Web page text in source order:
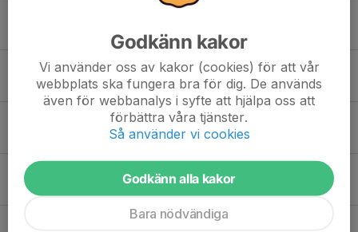
Lördag 27 juni Arenabygge TrailÖvik
25 jun, 13:43
Venla/Jukola
12 jun, 08:22
Vad händer i Skogslöparna v. 23
Vad händer i Skogslöparna v. 21
Godkänn kakor
Vi använder oss av kakor (cookies) för att vår
webbplats ska fungera bra för dig. De används
även för webbanalys i syfte att hjälpa oss att
förbättra våra tjänster.
Så använder vi cookies
Godkänn alla kakor
Bara nödvändiga